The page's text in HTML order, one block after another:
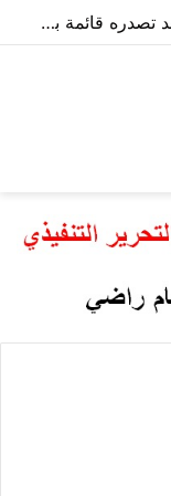
عمرو دياب يدخل موسوعة جينيس بعد تصدره قائمة بيلبورد عربية لـ68 أسبوعًا